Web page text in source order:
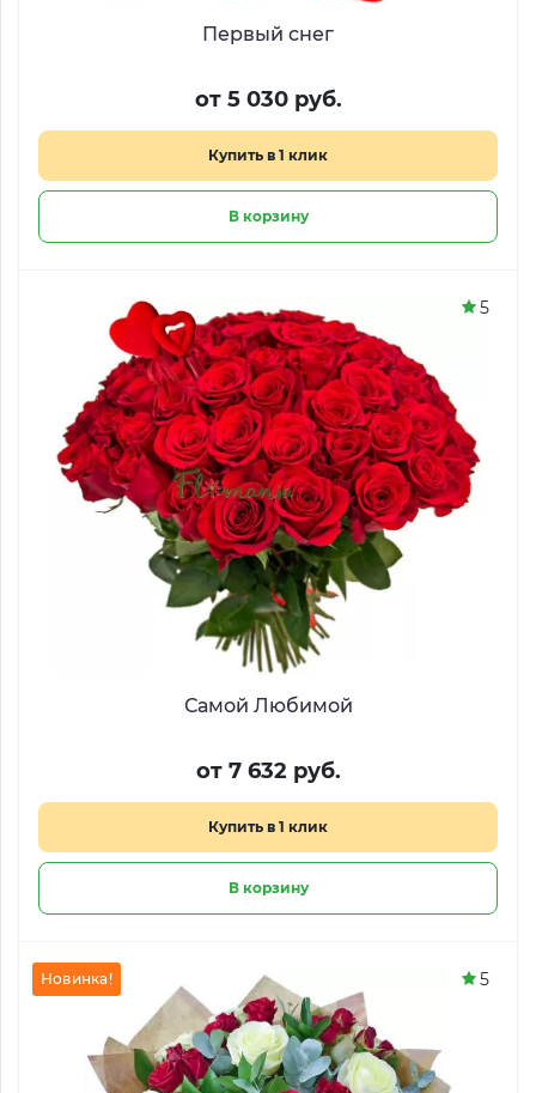
Первый снег
от 5 030 руб.
Купить в 1 клик
В корзину
Самой Любимой
от 7 632 руб.
Купить в 1 клик
В корзину
5
Новинка! 5